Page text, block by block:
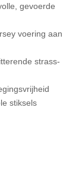
gevoerde
voering aan
strass-
stiksels